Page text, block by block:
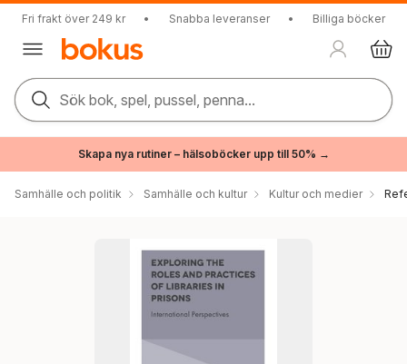
Fri frakt över 249 kr • Snabba leveranser • Billiga böcker
Sök bok, spel, pussel, penna...
Skapa nya rutiner – hälsoböcker upp till 50% →
Samhälle och politik Samhälle och kultur Kultur och medier